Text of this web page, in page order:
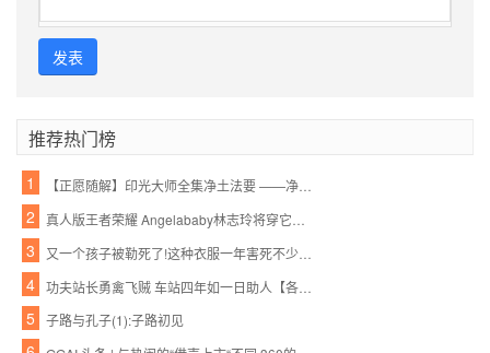
发表
推荐热门榜
1
2
3
4
5 子路与孔子(1):子路初见